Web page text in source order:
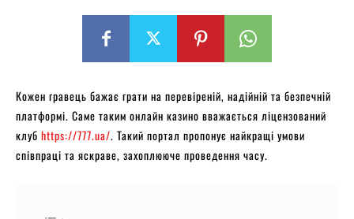
Кожен гравець бажає грати на перевіреній, надійній та безпечній
платформі. Саме таким онлайн казино вважається ліцензований
клуб https://777.ua/. Такий портал пропонує найкращі умови
співпраці та яскраве, захоплююче проведення часу.